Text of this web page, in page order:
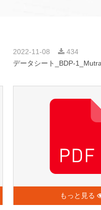
2022-11-08
434
データシート_BDP-
もっと見る